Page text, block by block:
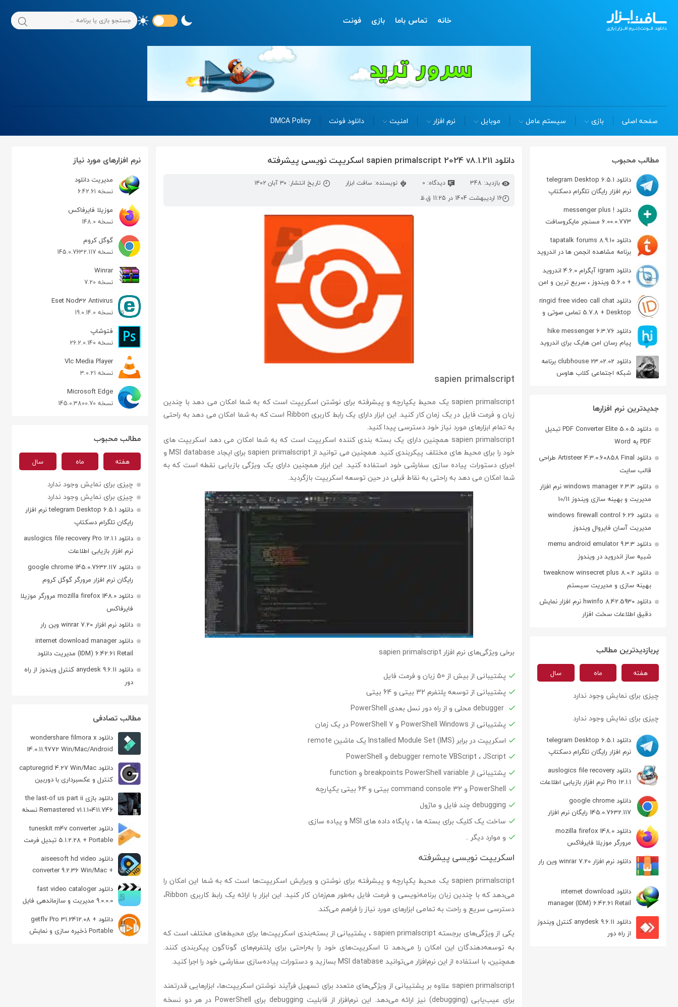
خانه تماس باما بازی فونت
صفحه اصلی بازی سیستم عامل موبایل نرم افزار امنیت دانلود فونت DMCA Policy
مطالب محبوب
دانلود telegram Desktop 6.5.1
نرم افزار رایگان تلگرام دسکتاپ
دانلود messenger plus !
6.00.0.773 مسنجر مایکروسافت
دانلود tapatalk forums 8.9.10
برنامه مشاهده انجمن ها در اندروید
دانلود igram آیگرام 4.6.0 اندروید
+ 5.6.0 ویندوز ، سریع ترین و امن
ترین نسخه تلگرام
دانلود ringid free video call chat
5.7.8 + Desktop تماس صوتی و
تصویری در اندروید
دانلود hike messenger 6.3.76
پیام‌ رسان‌ امن هایک برای اندروید
دانلود clubhouse 23.02.02 برنامه
شبکه اجتماعی کلاب هاوس
جدیدترین نرم افزارها
دانلود PDF Converter Elite 5.0.5 تبدیل
PDF به Word
دانلود Artisteer 4.3.0.60858 Final طراحی
قالب سایت
دانلود windows manager 2.3.3 نرم افزار
مدیریت و بهینه سازی ویندوز 10/11
دانلود windows firewall control 6.26
مدیریت آسان فایروال ویندوز
دانلود memu android emulator 9.3.3
شبیه ساز اندروید در ویندوز
دانلود tweaknow winsecret plus 8.0.2
بهینه سازی و مدیریت سیستم
دانلود hwinfo 8.42.5930 نرم افزار نمایش
دقیق اطلاعات سخت افزار
پربازدیدترین مطالب
هفته ماه سال
چیزی برای نمایش وجود ندارد
چیزی برای نمایش وجود ندارد
دانلود telegram Desktop 6.5.1
نرم افزار رایگان تلگرام دسکتاپ
دانلود auslogics file recovery
Pro 12.1.1 نرم افزار بازیابی اطلاعات
دانلود google chrome
145.0.7632.117 رایگان نرم افزار
مرورگر گوگل کروم
دانلود mozilla firefox 148.0
مرورگر موزیلا فایرفاکس
دانلود نرم افزار winrar 7.20 وین رار
دانلود internet download
manager (IDM) 6.42.61 Retail
مدیریت دانلود
دانلود anydesk 9.6.11 کنترل ویندوز
از راه دور
دانلود sapien primalscript 2024 v8.1.211 اسکریپت نویسی پیشرفته
بازدید: 348 دیدگاه: 0 نویسنده: سافت ابزار
تاریخ انتشار: ۳۰ آبان ۱۴۰۲
16 اردیبهشت 1404 در 11:25 ق.ظ
sapien primalscript
sapien primalscript یک محیط یکپارچه و پیشرفته برای نوشتن اسکریپت است که به شما امکان می دهد با چندین
زبان و فرمت فایل در یک زمان کار کنید. این ابزار دارای یک رابط کاربری Ribbon است که به شما امکان می دهد به راحتی
به تمام ابزارهای مورد نیاز خود دسترسی پیدا کنید.
sapien primalscript همچنین دارای یک بسته بندی کننده اسکریپت است که به شما امکان می دهد اسکریپت های
خود را برای محیط های مختلف پیکربندی کنید. همچنین می توانید از sapien primalscript برای ایجاد MSI database و
اجرای دستورات پیاده سازی سفارشی خود استفاده کنید. این ابزار همچنین دارای یک ویژگی بازیابی نقطه است که به
شما امکان می دهد به راحتی به نقاط قبلی در حین توسعه اسکریپت بازگردید.
برخی ویژگی‌های نرم افزار sapien primalscript
پشتیبانی از بیش از 50 زبان و فرمت فایل
پشتیبانی از توسعه پلتفرم 32 بیتی و 64 بیتی
debugger محلی و از راه دور نسل بعدی PowerShell
پشتیبانی از PowerShell Windows و PowerShell 7 در یک زمان
اسکریپت در برابر Installed Module Set (IMS) یک ماشین remote
debugger remote VBScript ، JScript و PowerShell
پشتیبانی از breakpoints PowerShell variable و function
PowerShell و command console 32 بیتی و 64 بیتی یکپارچه
debugging چند فایل و ماژول
ساخت یک کلیک برای بسته ها ، پایگاه داده های MSI و پیاده سازی
و موارد دیگر ..
اسکریپت نویسی پیشرفته
sapien primalscript یک محیط یکپارچه و پیشرفته برای نوشتن و ویرایش اسکریپت‌ها است که به شما این امکان را
می‌دهد که با چندین زبان برنامه‌نویسی و فرمت فایل به‌طور هم‌زمان کار کنید. این ابزار با ارائه یک رابط کاربری Ribbon،
دسترسی سریع و راحت به تمامی ابزارهای مورد نیاز را فراهم می‌کند.
یکی از ویژگی‌های برجسته sapien primalscript ، پشتیبانی از بسته‌بندی اسکریپت‌ها برای محیط‌های مختلف است که
به توسعه‌دهندگان این امکان را می‌دهد تا اسکریپت‌های خود را به‌راحتی برای پلتفرم‌های گوناگون پیکربندی کنند.
همچنین، با استفاده از این نرم‌افزار می‌توانید MSI database بسازید و دستورات پیاده‌سازی سفارشی خود را اجرا کنید.
sapien primalscript علاوه بر پشتیبانی از ویژگی‌های متعدد برای تسهیل فرآیند نوشتن اسکریپت‌ها، ابزارهایی قدرتمند
برای عیب‌یابی (debugging) نیز ارائه می‌دهد. این نرم‌افزار از قابلیت debugging برای PowerShell در هر دو نسخه
نرم افزارهای مورد نیاز
مدیریت دانلود
نسخه 6.42.61
موزیلا فایرفاکس
نسخه 148.0
گوگل کروم
نسخه 145.0.7632.117
Winrar
نسخه 7.20
Eset Nod32 Antivirus
نسخه 19.0.14.0
فتوشاپ
نسخه 26.2.0.140
Vlc Media Player
نسخه 3.0.21
Microsoft Edge
نسخه 145.0.3800.70
مطالب محبوب
هفته ماه سال
چیزی برای نمایش وجود ندارد
چیزی برای نمایش وجود ندارد
دانلود telegram Desktop 6.5.1 نرم افزار
رایگان تلگرام دسکتاپ
دانلود auslogics file recovery Pro 12.1.1
نرم افزار بازیابی اطلاعات
دانلود google chrome 145.0.7632.117
رایگان نرم افزار مرورگر گوگل کروم
دانلود mozilla firefox 148.0 مرورگر موزیلا
فایرفاکس
دانلود نرم افزار winrar 7.20 وین رار
دانلود internet download manager
(IDM) 6.42.61 Retail مدیریت دانلود
دانلود anydesk 9.6.11 کنترل ویندوز از راه
دور
مطالب تصادفی
دانلود wondershare filmora x
14.0.11.9772 Win/Mac/Android
ویرایش فیلم
دانلود capturegrid 4.27 Win/Mac
کنترل و عکسبرداری با دوربین
عکاسی
دانلود بازی the last-of us part ii
Remastered v1.1.10411.746 نسخه
ElAmigos
دانلود tuneskit m4v converter
5.1.2.28 + Portable تبدیل فرمت
M4V
دانلود aiseesoft hd video
converter 9.2.36 Win/Mac +
Portable مبدل فایل HD و SD
دانلود fast video cataloger
9.0.0.0 مدیریت و سازماندهی فایل
های ویدیویی
دانلود getflv Pro 31.2412.08 +
Portable ذخیره سازی و نمايش